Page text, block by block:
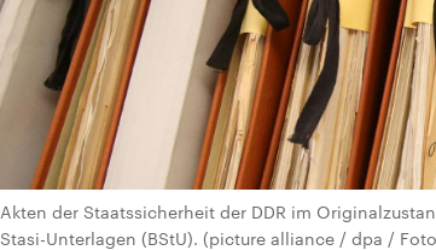
Akten der Staatssicherheit der DDR im
Stasi-Unterlagen (BStU). (picture alliance / dpa /